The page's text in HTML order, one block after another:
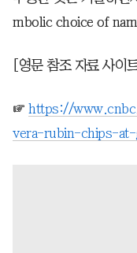
mbolic choice of
[영문 참조 자료 사이
☞ https://
vera-rubin-chips-